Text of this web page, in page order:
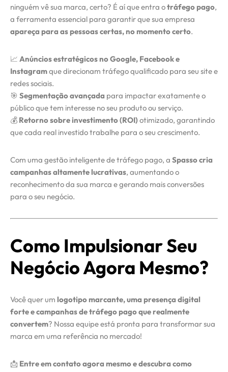
Serviços
Cases / Projetos
Blog
Contato
ninguém vê sua marca, certo? É aí que entra otráfego pago,
a ferramenta essencial para garantir que sua empresa
apareça para as pessoas certas, no momento certo.
📈 Anúncios estratégicos no Google, Facebook e
Instagramque direcionam tráfego qualificado para seu site e
redes sociais.
🎯 Segmentação avançada para impactar exatamente o
público que tem interesse no seu produto ou serviço.
💰 Retorno sobre investimento (ROI) otimizado, garantindo
que cada real investido trabalhe para o seu crescimento.
Com uma gestão inteligente de tráfego pago, a Spasso cria
campanhas altamente lucrativas, aumentando o
reconhecimento da sua marca e gerando mais conversões
para o seu negócio.
Como Impulsionar Seu
Negócio Agora Mesmo?
Você quer um logotipo marcante, uma presença digital
forte e campanhas de tráfego pago que realmente
convertem? Nossa equipe está pronta para transformar sua
marca em uma referência no mercado!
📩 Entre em contato agora mesmo e descubra como